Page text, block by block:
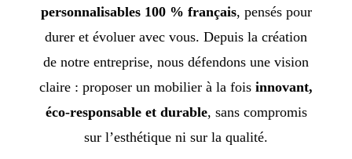
personnalisables 100 % français, pensés pour
durer et évoluer avec vous. Depuis la création
de notre entreprise, nous défendons une vision
claire : proposer un mobilier à la fois innovant,
éco-responsable et durable, sans compromis
sur l’esthétique ni sur la qualité.